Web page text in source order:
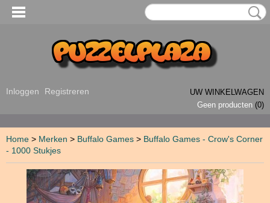
Inloggen Registreren
UW WINKELWAGEN
Geen producten (0)
Home > Merken > Buffalo Games > Buffalo Games - Crow's Corner
- 1000 Stukjes